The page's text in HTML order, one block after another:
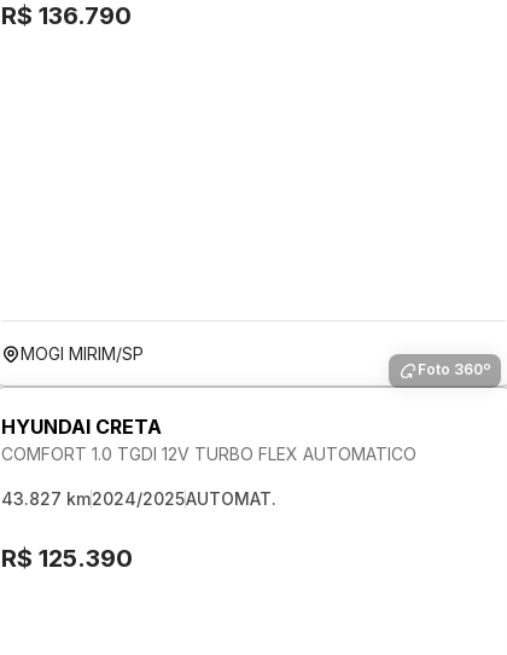
R$ 136.790
MOGI MIRIM/SP
Foto 360º
HYUNDAI CRETA
COMFORT 1.0 TGDI 12V TURBO FLEX AUTOMATICO
43.827 km2024/2025AUTOMAT.
R$ 125.390